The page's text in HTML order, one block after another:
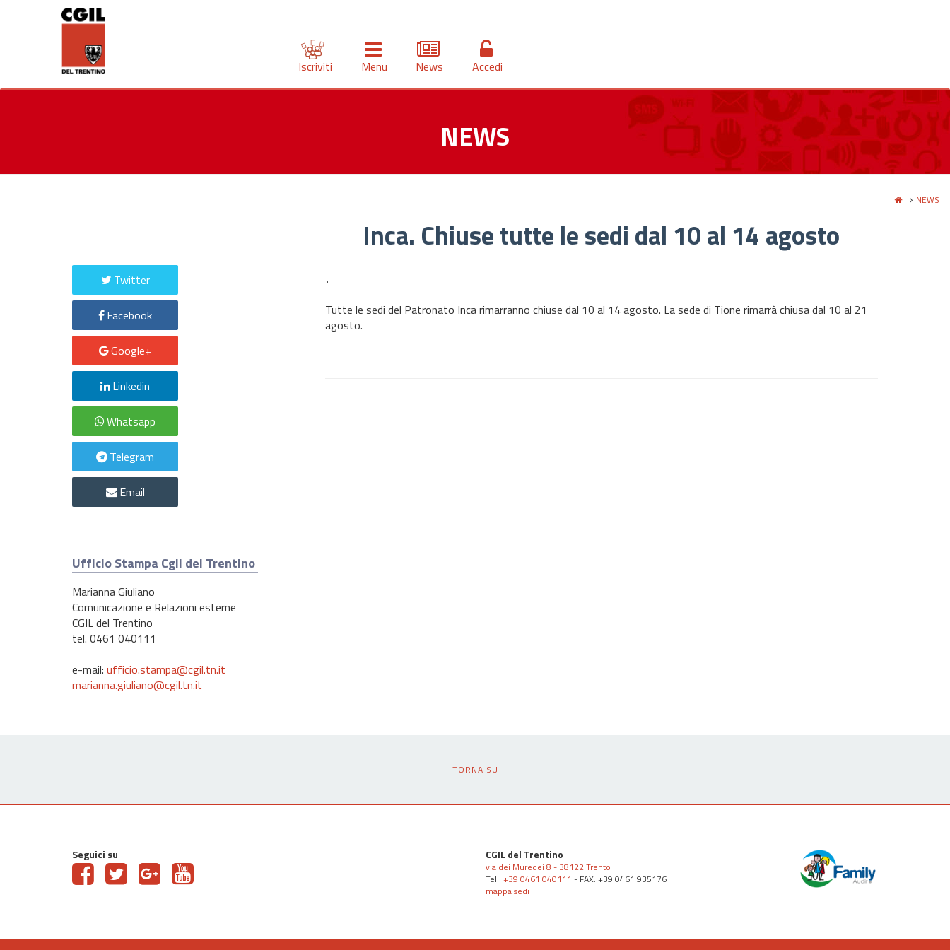
Iscriviti Menu News Accedi
NEWS
NEWS
Inca. Chiuse tutte le sedi dal 10 al 14 agosto
.
Tutte le sedi del Patronato Inca rimarranno chiuse dal 10 al 14 agosto. La sede di Tione rimarrà chiusa dal 10 al 21
agosto.
Twitter
Facebook
Google+
Linkedin
Whatsapp
Telegram
Email
Ufficio Stampa Cgil del Trentino
Marianna Giuliano
Comunicazione e Relazioni esterne
CGIL del Trentino
tel. 0461 040111
e-mail: ufficio.stampa@cgil.tn.it
marianna.giuliano@cgil.tn.it
TORNA SU
Seguici su CGIL del Trentino
via dei Muredei 8 - 38122 Trento
Tel.: +39 0461 040111 - FAX: +39 0461 935176
mappa sedi